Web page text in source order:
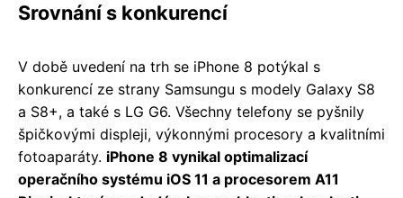
Srovnání s konkurencí
V době uvedení na trh se iPhone 8 potýkal s
konkurencí ze strany Samsungu s modely Galaxy S8
a S8+, a také s LG G6. Všechny telefony se pyšnily
špičkovými displeji, výkonnými procesory a kvalitními
fotoaparáty. iPhone 8 vynikal optimalizací
operačního systému iOS 11 a procesorem A11